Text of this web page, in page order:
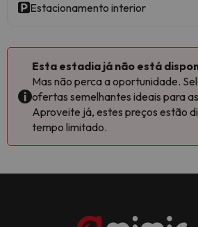
Estacionamento interior
Esta estadia já não está
Mas não perca a oportunidade.
ofertas semelhantes ideais para
Aproveite já, estes preços estão
tempo limitado.